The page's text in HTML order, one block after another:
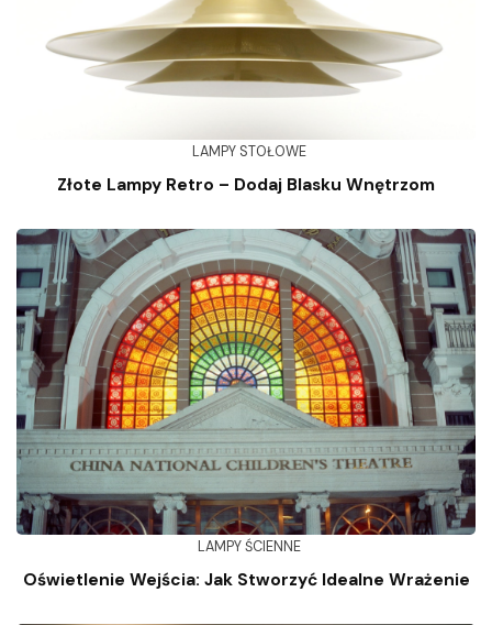
LAMPY STOŁOWE
Złote Lampy Retro – Dodaj Blasku Wnętrzom
LAMPY ŚCIENNE
Oświetlenie Wejścia: Jak Stworzyć Idealne Wrażenie